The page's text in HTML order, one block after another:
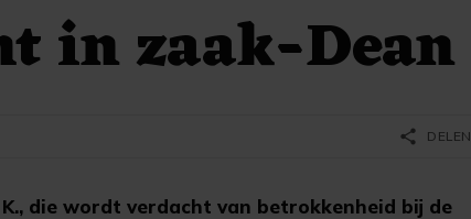
in zaak-Dean
K., die wordt verdacht van betrokkenheid bij de
share DELEN